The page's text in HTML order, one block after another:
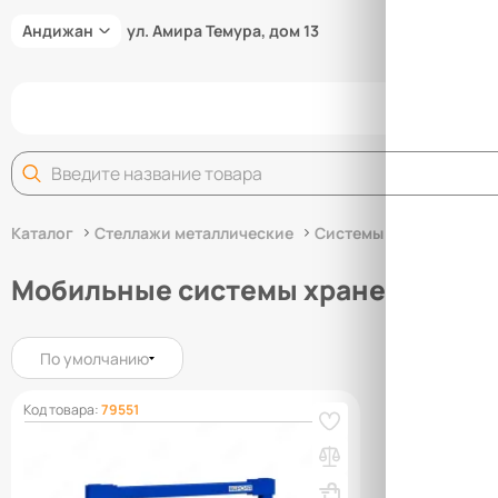
Андижан ул. Амира Темура, дом 13
Каталог Стеллажи металлические Системы хранения
Мобильные системы хранения
По умолчанию
Код товара:79551
ВхШхГ, мм: 1540х1590х800
Вес, кг: 99